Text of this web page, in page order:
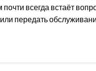
всегда встаёт
передать